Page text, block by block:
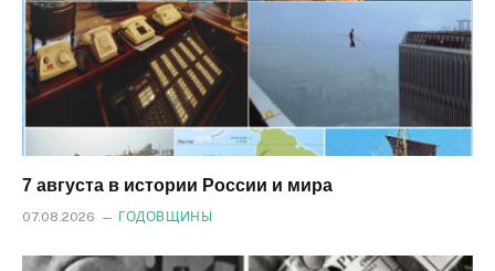
7 августа в истории России и мира
07.08.2026 ГОДОВЩИНЫ